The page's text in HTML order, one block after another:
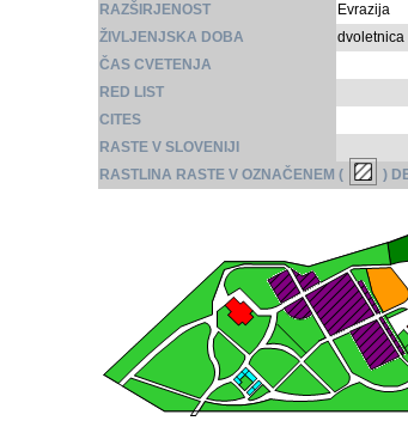
RAZŠIRJENOST
Evrazija
ŽIVLJENJSKA DOBA
dvoletnica
ČAS CVETENJA
RED LIST
CITES
RASTE V SLOVENIJI
RASTLINA RASTE V OZNAČENEM (
)